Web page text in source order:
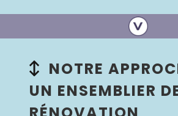
NOTRE
UN ENSEMBLIER